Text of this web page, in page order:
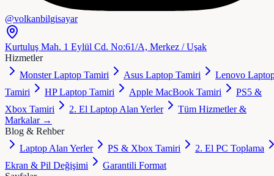
@volkanbilgisayar
Kurtuluş Mah. 1 Eylül Cd. No:61/A, Merkez / Uşak
Hizmetler
Monster Laptop Tamiri
Asus Laptop Tamiri
Lenovo
Tamiri
HP Laptop Tamiri Apple MacBook Tamiri
PS5 &
Xbox Tamiri
2. El Laptop Alan Yerler
Tüm Hizmetler &
Markalar →
Blog & Rehber
Laptop Alan Yerler
PS & Xbox Tamiri
2. El PC Toplama
Ekran & Pil Değişimi
Garantili Format